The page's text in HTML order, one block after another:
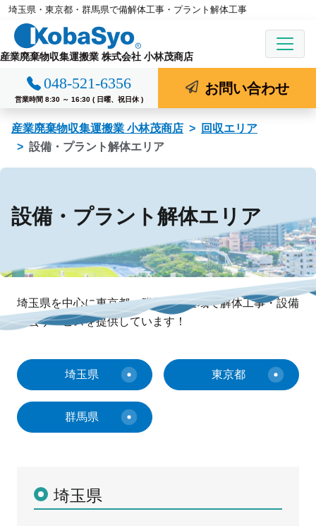
コ埼玉県・東京都・群馬県で備解体工事・プラント解体工事
産業廃棄物収集運搬業 株式会社 小林茂商店
048-521-6356
営業時間 8:30 ～ 16:30 ( 日曜、祝日休 )
お問い合わせ
産業廃棄物収集運搬業 小林茂商店
回収エリア
設備・プラント解体エリア
設備・プラント解体エリア
埼玉県を中心に東京都、群馬県内全域で解体工事・設備
撤去サービスを提供しています！
埼玉県 東京都
群馬県
埼玉県